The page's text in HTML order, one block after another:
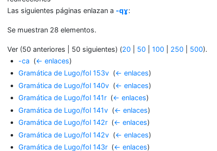
Las siguientes páginas enlazan a -qɣ:
Se muestran 28 elementos.
Ver (50 anteriores | 50 siguientes) (20 50 100 250 500).
-ca (← enlaces)
Gramática de Lugo/fol 153v (← enlaces)
Gramática de Lugo/fol 140v (← enlaces)
Gramática de Lugo/fol 141r (← enlaces)
Gramática de Lugo/fol 141v (← enlaces)
Gramática de Lugo/fol 142r (← enlaces)
Gramática de Lugo/fol 142v (← enlaces)
Gramática de Lugo/fol 143r (← enlaces)